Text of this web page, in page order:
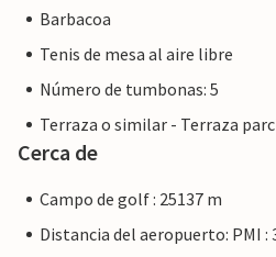
Barbacoa
Tenis de mesa al aire libre
Número de tumbonas: 5
Terraza o similar - Terraza
Cerca de
Campo de golf : 25137 m
Distancia del aeropuerto: PMI :